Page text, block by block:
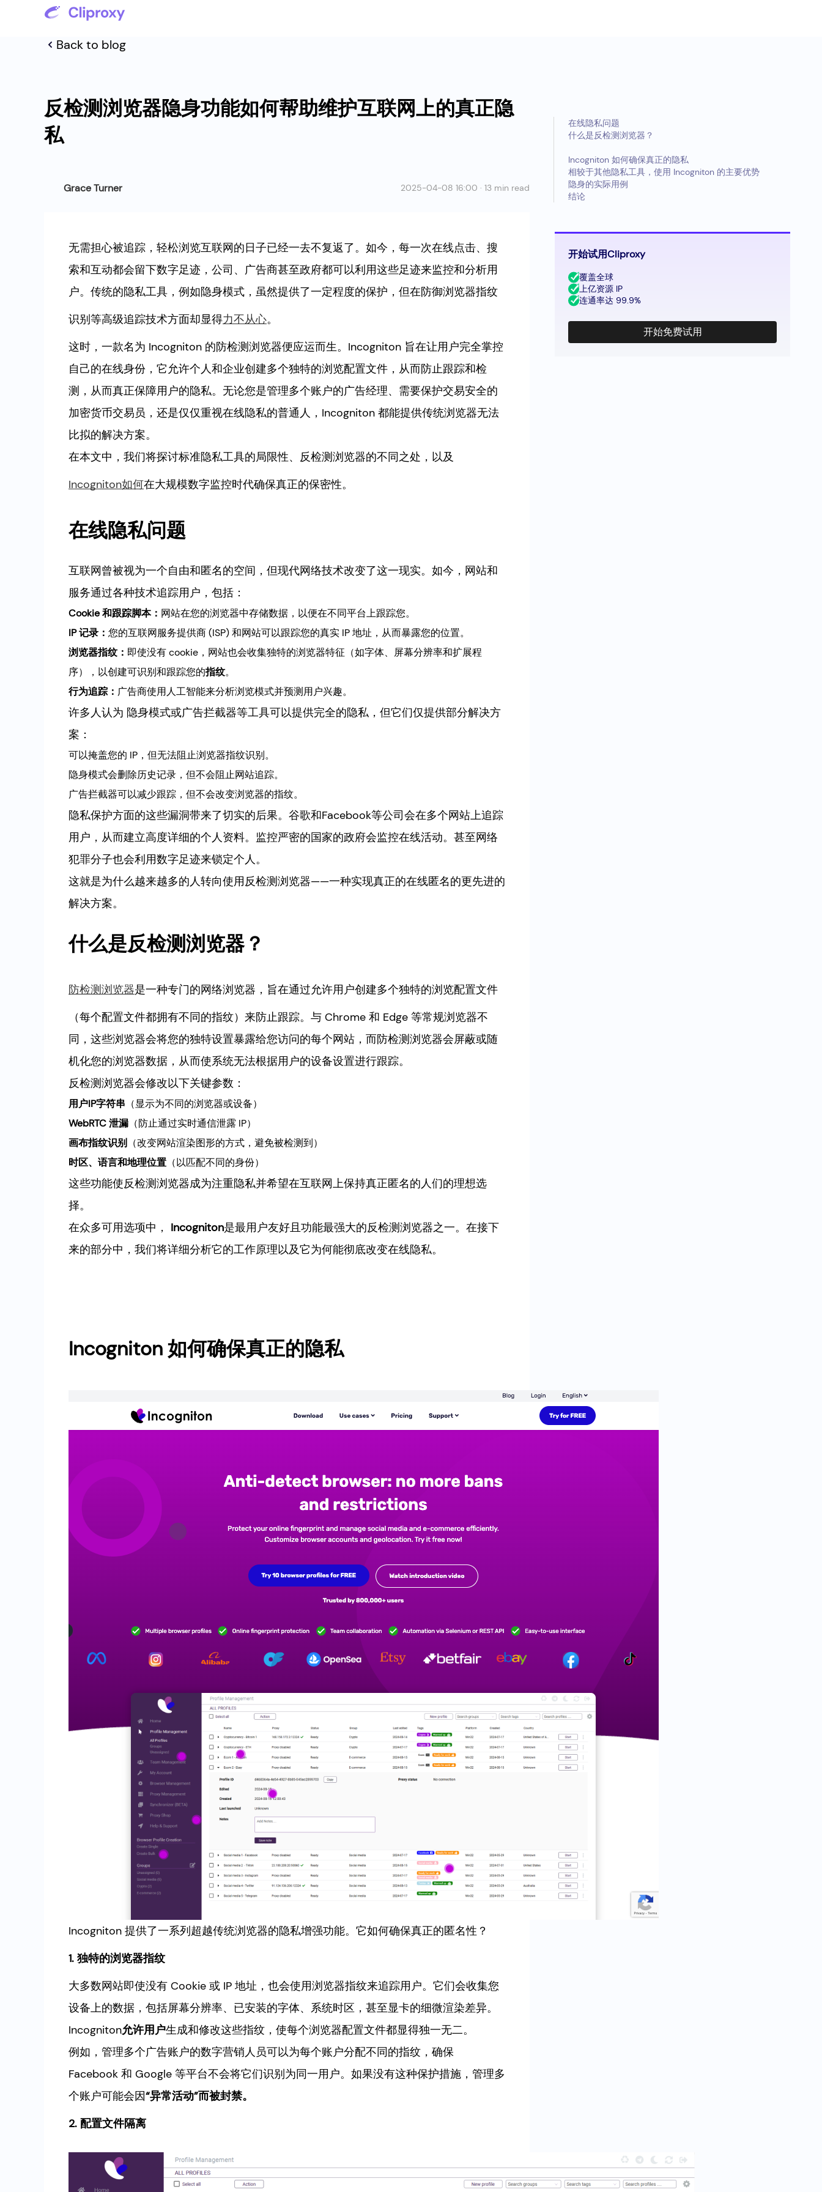
Back to blog
反检测浏览器隐身功能如何帮助维护互联网上的真正隐
私
Grace Turner 2025-04-08 16:00 · 13 min read
无需担心被追踪，轻松浏览互联网的日子已经一去不复返了。如今，每一次在线点击、搜
索和互动都会留下数字足迹，公司、广告商甚至政府都可以利用这些足迹来监控和分析用
户。传统的隐私工具，例如隐身模式，虽然提供了一定程度的保护，但在防御浏览器指纹
识别等高级追踪技术方面却显得力不从心。
这时，一款名为 Incogniton 的防检测浏览器便应运而生。Incogniton 旨在让用户完全掌控
自己的在线身份，它允许个人和企业创建多个独特的浏览配置文件，从而防止跟踪和检
测，从而真正保障用户的隐私。无论您是管理多个账户的广告经理、需要保护交易安全的
加密货币交易员，还是仅仅重视在线隐私的普通人，Incogniton 都能提供传统浏览器无法
比拟的解决方案。
在本文中，我们将探讨标准隐私工具的局限性、反检测浏览器的不同之处，以及
Incogniton如何在大规模数字监控时代确保真正的保密性。
在线隐私问题
互联网曾被视为一个自由和匿名的空间，但现代网络技术改变了这一现实。如今，网站和
服务通过各种技术追踪用户，包括：
Cookie 和跟踪脚本： 网站在您的浏览器中存储数据，以便在不同平台上跟踪您。
IP 记录： 您的互联网服务提供商 (ISP) 和网站可以跟踪您的真实 IP 地址，从而暴露您的位置。
浏览器指纹： 即使没有 cookie，网站也会收集独特的浏览器特征（如字体、屏幕分辨率和扩展程
序），以创建可识别和跟踪您的指纹。
行为追踪： 广告商使用人工智能来分析浏览模式并预测用户兴趣。
许多人认为 隐身模式或广告拦截器等工具可以提供完全的隐私，但它们仅提供部分解决方
案：
可以掩盖您的 IP，但无法阻止浏览器指纹识别。
隐身模式会删除历史记录，但不会阻止网站追踪。
广告拦截器可以减少跟踪，但不会改变浏览器的指纹。
隐私保护方面的这些漏洞带来了切实的后果。谷歌和Facebook等公司会在多个网站上追踪
用户，从而建立高度详细的个人资料。监控严密的国家的政府会监控在线活动。甚至网络
犯罪分子也会利用数字足迹来锁定个人。
这就是为什么越来越多的人转向使用反检测浏览器——一种实现真正的在线匿名的更先进的
解决方案。
什么是反检测浏览器？
防检测浏览器是一种专门的网络浏览器，旨在通过允许用户创建多个独特的浏览配置文件
（每个配置文件都拥有不同的指纹）来防止跟踪。与 Chrome 和 Edge 等常规浏览器不
同，这些浏览器会将您的独特设置暴露给您访问的每个网站，而防检测浏览器会屏蔽或随
机化您的浏览器数据，从而使系统无法根据用户的设备设置进行跟踪。
反检测浏览器会修改以下关键参数：
用户IP字符串 （显示为不同的浏览器或设备）
WebRTC 泄漏 （防止通过实时通信泄露 IP）
画布指纹识别
（改变网站渲染图形的方式，避免被检测到）
时区、语言和地理位置 （以匹配不同的身份）
这些功能使反检测浏览器成为注重隐私并希望在互联网上保持真正匿名的人们的理想选
择。
在众多可用选项中， Incogniton是最用户友好且功能最强大的反检测浏览器之一。在接下
来的部分中，我们将详细分析它的工作原理以及它为何能彻底改变在线隐私。
Incogniton 如何确保真正的隐私
Incogniton 提供了一系列超越传统浏览器的隐私增强功能。它如何确保真正的匿名性？
1. 独特的浏览器指纹
大多数网站即使没有 Cookie 或 IP 地址，也会使用浏览器指纹来追踪用户。它们会收集您
设备上的数据，包括屏幕分辨率、已安装的字体、系统时区，甚至显卡的细微渲染差异。
Incogniton允许用户生成和修改这些指纹，使每个浏览器配置文件都显得独一无二。
例如，管理多个广告账户的数字营销人员可以为每个账户分配不同的指纹，确保
Facebook 和 Google 等平台不会将它们识别为同一用户。如果没有这种保护措施，管理多
个账户可能会因“异常活动”而被封禁。
2. 配置文件隔离
在线隐私问题
什么是反检测浏览器？
Incogniton 如何确保真正的隐私
相较于其他隐私工具，使用 Incogniton 的主要优势
隐身的实际用例
结论
开始试用Cliproxy
覆盖全球
上亿资源 IP
连通率达 99.9%
开始免费试用